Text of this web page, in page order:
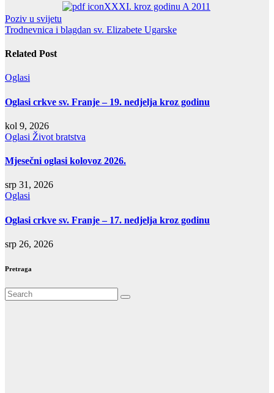
XXXI. kroz godinu A 2011
Navigacija
objava
Poziv u svijetu
Trodnevnica i blagdan sv. Elizabete Ugarske
Related Post
Oglasi
Oglasi crkve sv. Franje – 19. nedjelja kroz godinu
kol 9, 2026
Oglasi Život bratstva
Mjesečni oglasi kolovoz 2026.
srp 31, 2026
Oglasi
Oglasi crkve sv. Franje – 17. nedjelja kroz godinu
srp 26, 2026
Pretraga